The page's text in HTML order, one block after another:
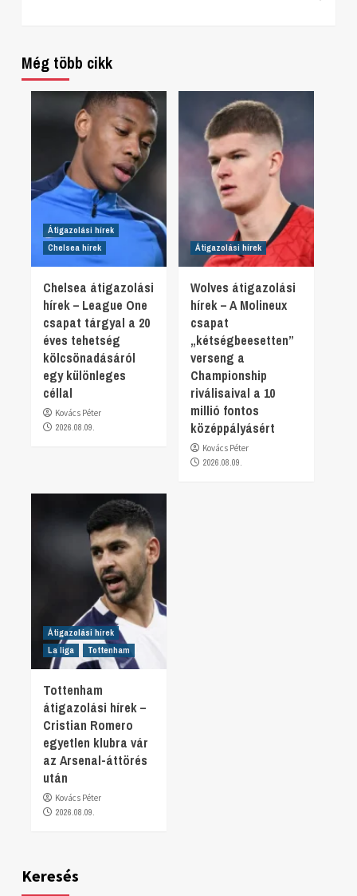
Még több cikk
Átigazolási hírek
Chelsea hírek
Chelsea átigazolási
hírek – League One
csapat tárgyal a 20
éves tehetség
kölcsönadásáról
egy különleges
céllal
Kovács Péter
2026.08.09.
Átigazolási hírek
Wolves átigazolási
hírek – A Molineux
csapat
„kétségbeesetten”
verseng a
Championship
riválisaival a 10
millió fontos
középpályásért
Kovács Péter
2026.08.09.
Átigazolási hírek
La liga
Tottenham
Tottenham
átigazolási hírek –
Cristian Romero
egyetlen klubra vár
az Arsenal-áttörés
után
Kovács Péter
2026.08.09.
Keresés